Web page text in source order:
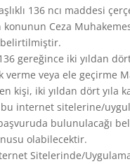
136 ncı maddesi
Ceza
belirtilmiştir.
gereğince iki yıldan
verme veya ele geçirme
kişi, iki yıldan dört yıla
internet sitelerine/
bulunulacağı
olabilecektir.
Sitelerinde/